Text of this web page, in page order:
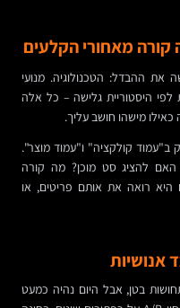
קורה מאחורי הקלעים
ההבדל: הטכנולוגיה. מנועי
היסטוריית גלישה – כל אלה
מישהו חושב עליך.
ב"עמוד קולקציה" ו"עמוד מוצר".
האם להציג סט מוכן? מה קורה
רואה את אותם פריטים, או
אנושיות
בטן, אבל היום נהיה כמעט